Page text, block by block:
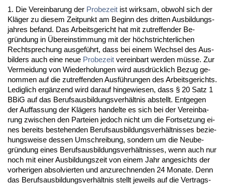
1. Die Ver­ein­ba­rung der Pro­be­zeit ist wirk­sam, ob­wohl sich der
Kläger zu die­sem Zeit­punkt am Be­ginn des drit­ten Aus­bil­dungs­
jah­res be­fand. Das Ar­beits­ge­richt hat mit zu­tref­fen­der Be­
gründung in Übe­rein­stim­mung mit der höchst­rich­ter­li­chen
Recht­spre­chung aus­geführt, dass bei ei­nem Wech­sel des Aus­
bil­ders auch ei­ne neue Pro­be­zeit ver­ein­bart wer­den müsse. Zur
Ver­mei­dung von Wie­der­ho­lun­gen wird aus­drück­lich Be­zug ge­
nom­men auf die zu­tref­fen­den Ausführun­gen des Ar­beits­ge­richts.
Le­dig­lich ergänzend wird dar­auf hin­ge­wie­sen, dass § 20 Satz 1
BBiG auf das Be­rufs­aus­bil­dungs­verhält­nis ab­stellt. Ent­ge­gen
der Auf­fas­sung der Klägers han­del­te es sich bei der Ver­ein­ba­
rung zwi­schen den Par­tei­en je­doch nicht um die Fort­set­zung ei­
nes be­reits be­ste­hen­den Be­rufs­aus­bil­dungs­verhält­nis­ses be­zie­
hungs­wei­se des­sen Um­schrei­bung, son­dern um die Neu­be­
gründung ei­nes Be­rufs­aus­bil­dungs­verhält­nis­ses, wenn auch nur
noch mit ei­ner Aus­bil­dungs­zeit von ei­nem Jahr an­ge­sichts der
vor­he­ri­gen ab­sol­vier­ten und an­zu­rech­nen­den 24 Mo­na­te. Denn
das Be­rufs­aus­bil­dungs­verhält­nis stellt je­weils auf die Ver­trags­